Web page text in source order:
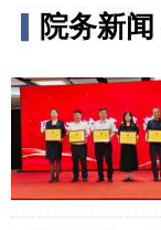
院务新闻